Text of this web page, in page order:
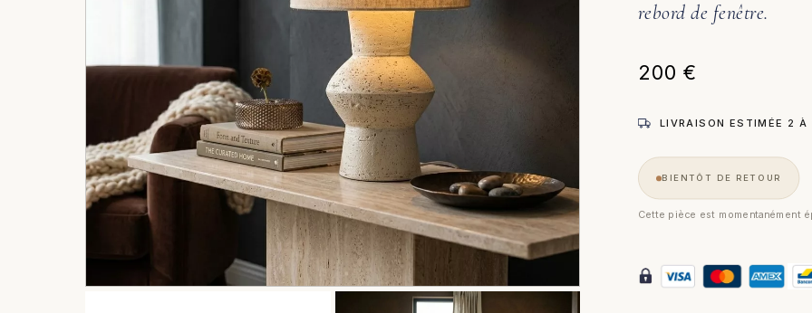
rebord de fenêtre.
200 €
LIVRAISON ESTIMÉE 2 À
BIENTÔT DE RETOUR
Cette pièce est momentanément